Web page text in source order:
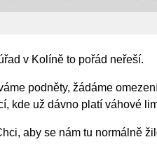
v Kolíně to pořád neřeší.
podněty, žádáme
kde už dávno platí váhové
aby se nám tu normálně